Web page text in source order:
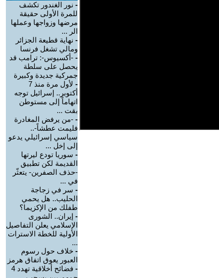
- نور الغندور تكشف
للمرة الأولى حقيقة
مرضها وزواجها وعملها
الر ...
- نهاية قطيعة الجزائر
ومالي تشغل فرنسا
- -أكسيوس-: ترامب قد
يحصل على سلطة
جمركية جديدة وكبيرة
-
لأول مرة منذ 7
أكتوبر.. إسرائيل توجه
اتهاماً إلى مستوطن
بقت ...
- -من يرفض المغادرة
فليمت عطشاً-..
سياسي إسرائيلي يدعو
إلى إخل ...
- سوريا تودع ليرتها
القديمة لكن تطبيق
-حذف الصفرين- يتعثّر
في ...
- سر في زجاجة
الحليب.. هل يحمي
طفلك من الإكزيما؟
- إيران.. الشورى
الإسلامي يعلن التفاصيل
الأولية للخطة الاسترات
...
- خلاف حول رسوم
العبور يعوق اتفاق هرمز
-
فضائح أخلاقية تهدد 4